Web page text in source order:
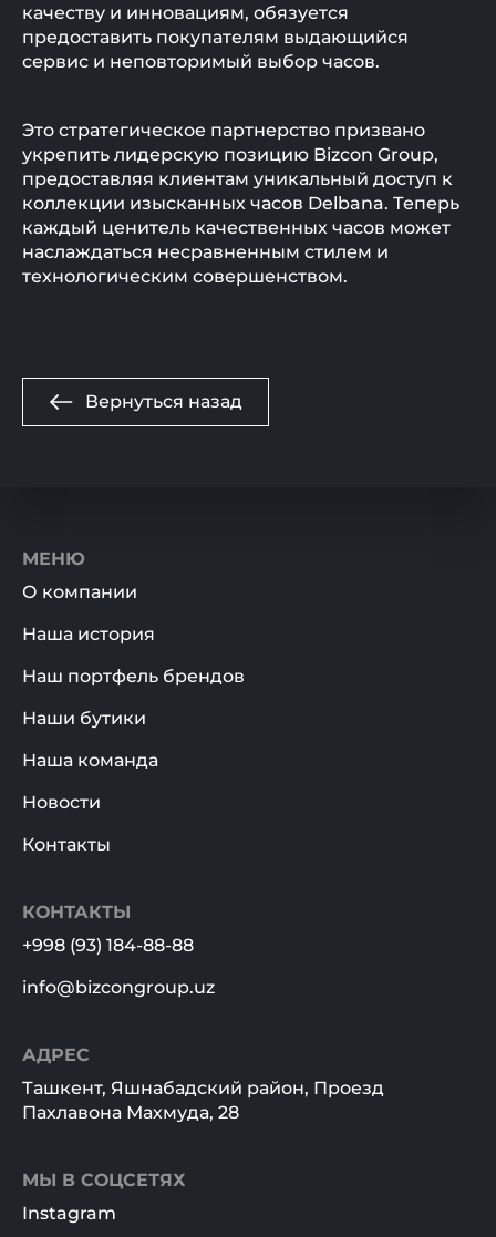
качеству и инновациям, обязуется
предоставить покупателям выдающийся
сервис и неповторимый выбор часов.
Это стратегическое партнерство призвано
укрепить лидерскую позицию Bizcon Group,
предоставляя клиентам уникальный доступ к
коллекции изысканных часов Delbana. Теперь
каждый ценитель качественных часов может
наслаждаться несравненным стилем и
технологическим совершенством.
Вернуться назад
МЕНЮ
О компании
Наша история
Наш портфель брендов
Наши бутики
Наша команда
Новости
Контакты
КОНТАКТЫ
+998 (93) 184-88-88
info@bizcongroup.uz
АДРЕС
Ташкент, Яшнабадский район, Проезд
Пахлавона Махмуда, 28
МЫ В СОЦСЕТЯХ
Instagram